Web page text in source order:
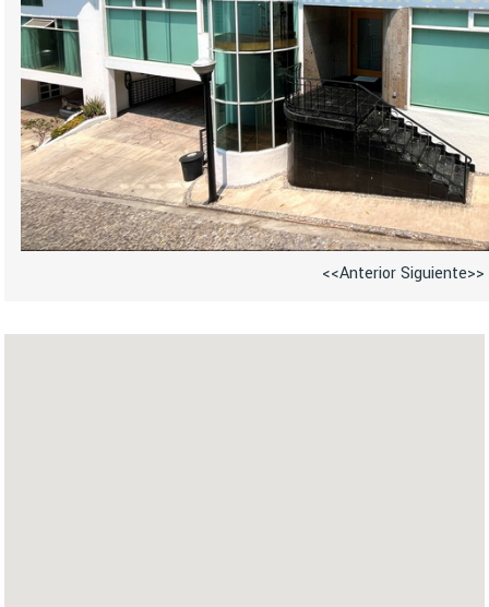
<<AnteriorSiguiente>>